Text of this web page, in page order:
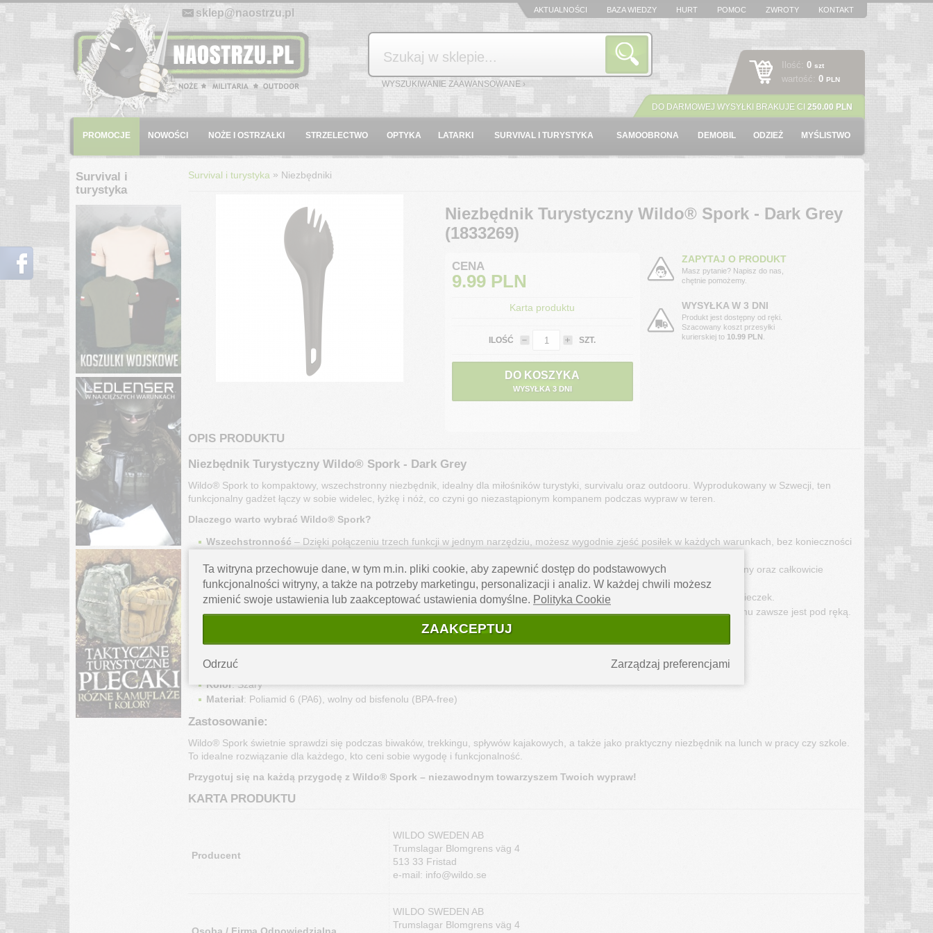
AKTUALNOŚCI BAZA WIEDZY HURT POMOC ZWROTY KONTAKT
E-mail:
sklep@naostrzu.pl
Ilość: 0 szt
wartość: 0 PLN
Szukaj
WYSZUKIWANIE ZAAWANSOWANE ›
DO DARMOWEJ WYSYŁKI BRAKUJE CI 250.00 PLN
Menu
PROMOCJE NOWOŚCI NOŻE I OSTRZAŁKI STRZELECTWO OPTYKA LATARKI SURVIVAL I TURYSTYKA SAMOOBRONA DEMOBIL ODZIEŻ MYŚLISTWO
Survival i
turystyka
Survival i turystyka » Niezbędniki
Niezbędnik Turystyczny Wildo® Spork - Dark Grey
(1833269)
CENA
9.99 PLN
Karta produktu
ILOŚĆ SZT.
DO KOSZYKA
WYSYŁKA 3 DNI
ZAPYTAJ O PRODUKT
Masz pytanie? Napisz do nas,
chętnie pomożemy.
WYSYŁKA W 3 DNI
Produkt jest dostępny od ręki.
Szacowany koszt przesyłki
kurierskiej to 10.99 PLN
OPIS PRODUKTU
Niezbędnik Turystyczny Wildo® Spork - Dark Grey
Wildo® Spork to kompaktowy, wszechstronny niezbędnik, idealny dla miłośników turystyki, survivalu oraz outdooru. Wyprodukowany w Szwecji, ten
funkcjonalny gadżet łączy w sobie widelec, łyżkę i nóż, co czyni go niezastąpionym kompanem podczas wypraw w teren.
Dlaczego warto wybrać Wildo® Spork?
Wszechstronność – Dzięki połączeniu trzech funkcji w jednym narzędziu, możesz wygodnie zjeść posiłek w każdych warunkach, bez konieczności
Trwały i bezpieczny materiał– Wykonany z wytrzymałego poliamidu 6 (PA6), który jest odporny na uszkodzenia, elastyczny oraz całkowicie
bezpieczny dla zdrowia (BPA-free).
Ergonomiczny kształt– Idealnie dopasowany do dłoni, zapewnia komfort użytkowania, nawet podczas długotrwałych wycieczek.
Łatwy do przenoszenia– Wyposażony w otwór, umożliwiający przymocowanie do plecaka, kluczy lub smyczy, dzięki czemu zawsze jest pod ręką.
Waga: 11 g
Kolor: Szary
Materiał: Poliamid 6 (PA6), wolny od bisfenolu (BPA-free)
Zastosowanie:
Wildo® Spork świetnie sprawdzi się podczas biwaków, trekkingu, spływów kajakowych, a także jako praktyczny niezbędnik na lunch w pracy czy szkole.
To idealne rozwiązanie dla każdego, kto ceni sobie wygodę i funkcjonalność.
Przygotuj się na każdą przygodę z Wildo® Spork – niezawodnym towarzyszem Twoich wypraw!
KARTA PRODUKTU
Producent
WILDO SWEDEN AB
Trumslagar Blomgrens väg 4
513 33 Fristad
e-mail: info@wildo.se
WILDO SWEDEN AB
Trumslagar Blomgrens väg 4
Ta witryna przechowuje dane, w tym m.in. pliki cookie, aby zapewnić dostęp do podstawowych
funkcjonalności witryny, a także na potrzeby marketingu, personalizacji i analiz. W każdej chwili możesz
zmienić swoje ustawienia lub zaakceptować ustawienia domyślne. Polityka Cookie
ZAAKCEPTUJ
Zarządzaj preferencjami
Odrzuć